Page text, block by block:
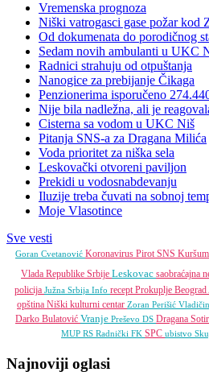
Vremenska prognoza
Niški vatrogasci gase požar kod
Od dokumenata do porodičnog
Sedam novih ambulanti u UKC
Radnici strahuju od otpuštanja
Nanogice za prebijanje Čikaga
Penzionerima isporučeno
Nije bila nadležna, ali je
Cisterna sa vodom u UKC Niš
Pitanja SNS-a za Dragana Milića
Voda prioritet za niška sela
Leskovački otvoreni paviljon
Prekidi u vodosnabdevanju
Iluzije treba čuvati na sobnoj
Moje Vlasotince
Sve vesti
Goran Cvetanović Koronavirus PirotSNS
Vlada Republike Srbije Leskovac saobraćajna
policija Južna Srbija Info receptProkuplje Beograd
opština Niški kulturni centar Zoran Perišić
Darko Bulatović Vranje Preševo DS Dragana
MUP RS Radnički FK SPC ubistvo
Najnoviji oglasi